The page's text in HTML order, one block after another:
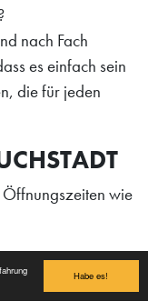
Habe es!
nach Fach
es einfach sein
die für jeden
wie
ihren Teil dazu
zu